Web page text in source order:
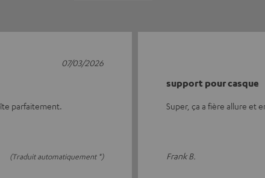
parfaitement.
(Traduit automatiquement *)
07/03/2026
support pour casque
Super, ça a fière allure et
Frank B.